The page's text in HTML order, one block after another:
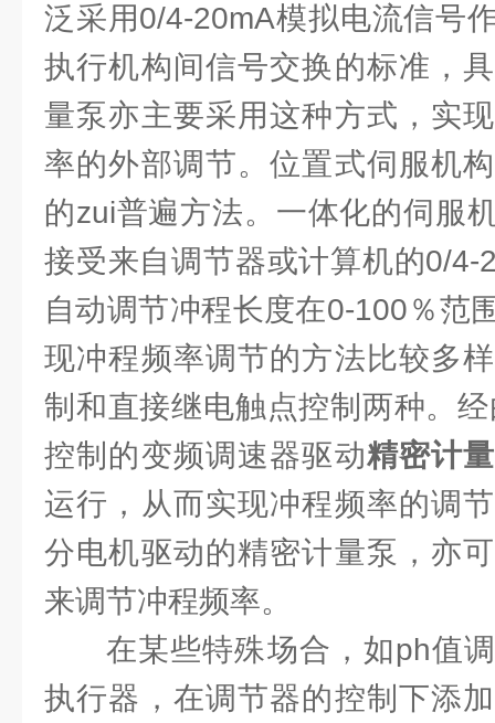
泛采用0/4-20mA模拟电流信号
执行机构间信号交换的标准，
量泵亦主要采用这种方式，实
率的外部调节。位置式伺服机
的zui普遍方法。一体化的伺服
接受来自调节器或计算机的0/4-
自动调节冲程长度在0-100％范
现冲程频率调节的方法比较多
制和直接继电触点控制两种。
控制的变频调速器驱动精密计
运行，从而实现冲程频率的调
分电机驱动的精密计量泵，亦
来调节冲程频率。
在某些特殊场合，如ph值
执行器，在调节器的控制下添